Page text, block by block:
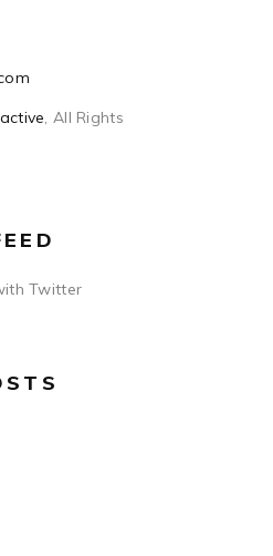
, All Rights
Twitter